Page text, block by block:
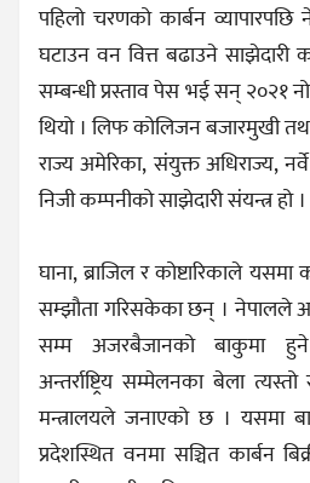
पहिलो चरणको कार्बन व्यापारपछि
घटाउन वन वित्त बढाउने साझेदारी
सम्बन्धी प्रस्ताव पेस भई सन् २०२१
थियो । लिफ कोलिजन बजारमुखी
राज्य अमेरिका, संयुक्त अधिराज्य,
निजी कम्पनीको साझेदारी संयन्त्र हो ।
घाना, ब्राजिल र कोष्टारिकाले यसमा
सम्झौता गरिसकेका छन् । नेपालले
सम्म अजरबैजानको बाकुमा
अन्तर्राष्ट्रिय सम्मेलनका बेला
मन्त्रालयले जनाएको छ । यसमा
प्रदेशस्थित वनमा सञ्चित कार्बन